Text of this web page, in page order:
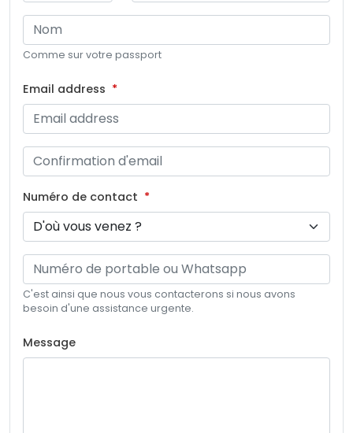
Comme sur votre passport
Email address
Numéro de contact
C'est ainsi que nous vous contacterons si nous avons
besoin d'une assistance urgente.
Message